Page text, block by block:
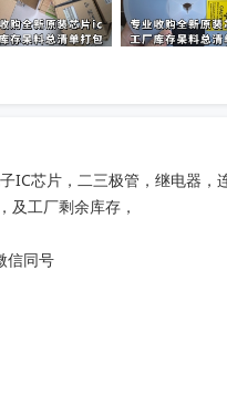
IC芯片，二三极管，继电器，
及工厂剩余库存，
信同号